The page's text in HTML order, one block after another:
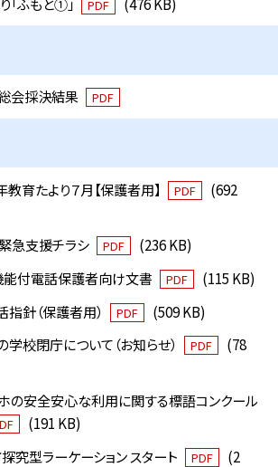
PDF
会採決結果 PDF
育たより７月【保護者用】 PDF
(692
急支援チラシ
PDF
(236 KB)
能付電話保護者向け文書
PDF
(115 KB)
針（保護者用）
PDF
(509 KB)
学校閉庁について（お知らせ）
PDF
(78
ホの安全安心な利用に関する標語コンクール
(191 KB)
探究型ラーケーション スタート
PDF
(2